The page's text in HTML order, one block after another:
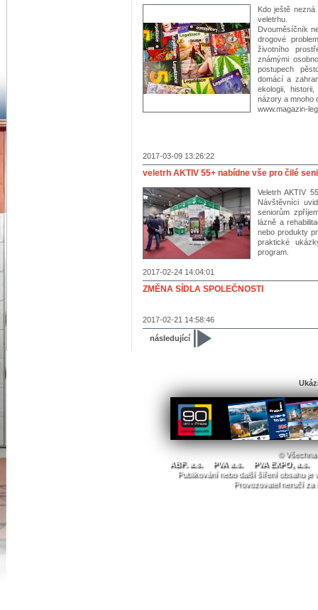
Kdo ještě
veletrhu.
Dvouměsíčník
drogové
životního
známými
postupech
domácí a
ekologii,
názory a mnoho
www.magazin-
2017-03-09 13:26:22
veletrh AKTIV 55+ nabídne vše pro čilé
Veletrh AKTIV
Návštěvníci
seniorům
lázně a
nebo produkty
praktické
program.
2017-02-24 14:04:01
ZMĚNA SÍDLA SPOLEČNOSTI
2017-02-21 14:58:46
následující
© Všechna
ABF. a.s.
PVA a.s.
PVA EXPO, a.s.
Publikování nebo další šíření obsahu
Provozovatel neručí za